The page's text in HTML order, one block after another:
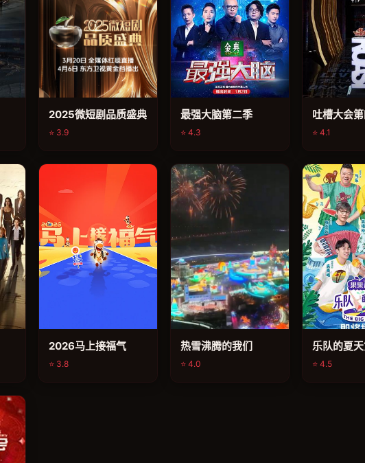
2025微短剧品质盛典
⭐ 3.9
最强大脑第二季
⭐ 4.3
吐槽大会
⭐ 4.1
2026马上接福气
⭐ 3.8
综艺
热雪沸腾的我们
⭐ 4.0
综艺
乐队的夏
⭐ 4.5